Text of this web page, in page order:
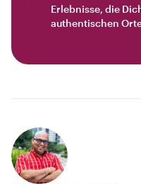
Erlebnisse, die
authentischen